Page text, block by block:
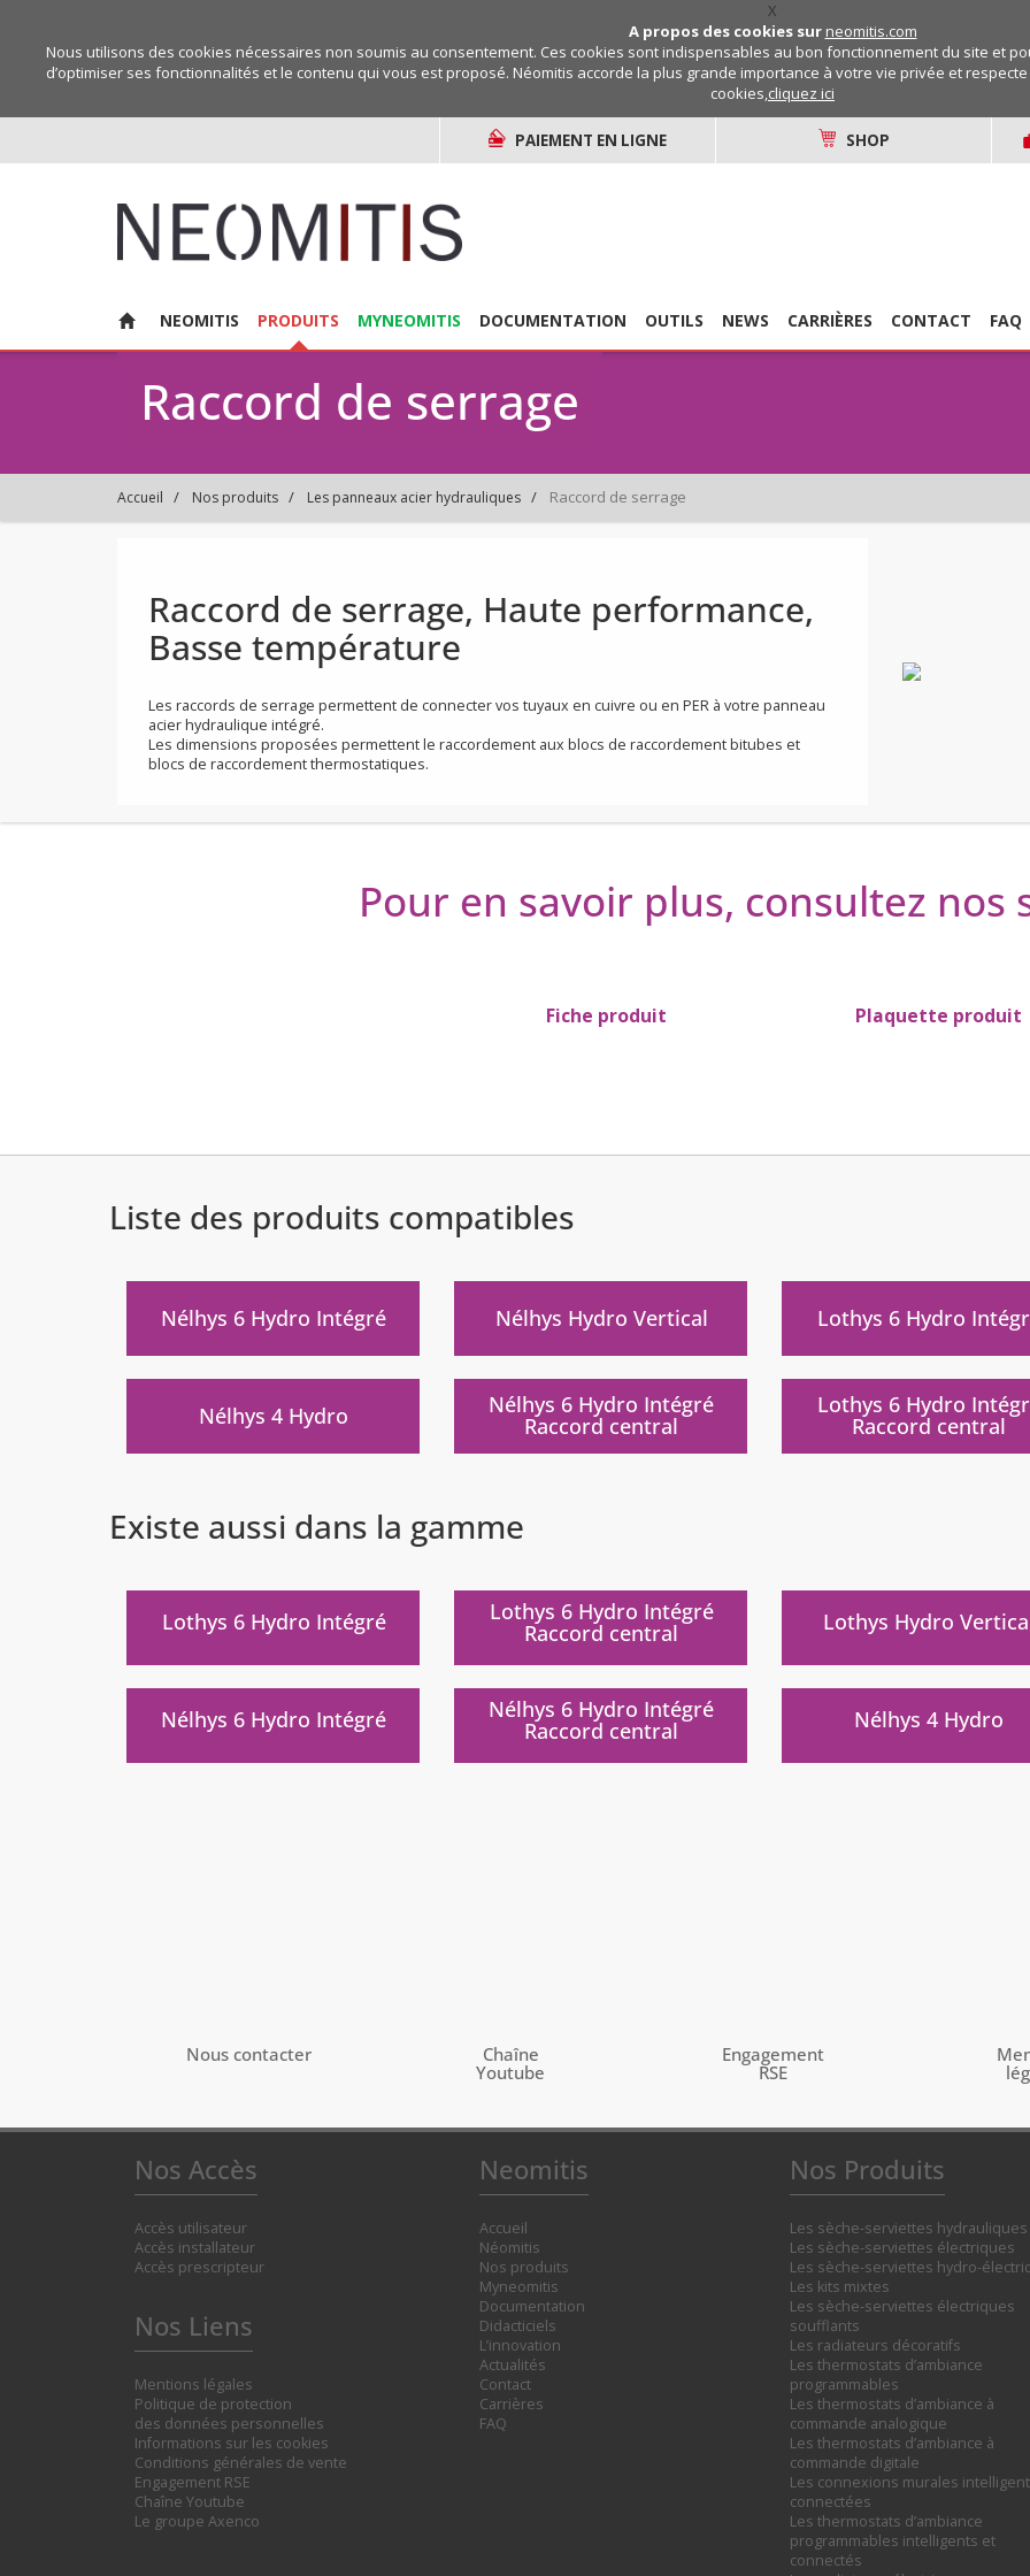
X
A propos des cookies sur neomitis.com
Nous utilisons des cookies nécessaires non soumis au consentement. Ces cookies sont indispensables au bon fonctionnement du site et
d’optimiser ses fonctionnalités et le contenu qui vous est proposé. Néomitis accorde la plus grande importance à votre vie privée et
cookies,cliquez ici
PAIEMENT EN LIGNE SHOP
NEOMITIS PRODUITS MYNEOMITIS DOCUMENTATION OUTILS NEWS CARRIÈRES CONTACT FAQ
Raccord de serrage
Accueil Nos produits Les panneaux acier hydrauliques Raccord de serrage
Raccord de serrage, Haute performance,
Basse température
Les dimensions proposées permettent le raccordement aux blocs de raccordement bitubes et
Pour en savoir plus, consultez nos
Fiche produit Plaquette produit
Liste des produits compatibles
Nélhys 6 Hydro Intégré Nélhys Hydro Vertical Lothys 6 Hydro
Nélhys 4 Hydro Nélhys 6 Hydro Intégré
Raccord central
Lothys 6 Hydro
Raccord central
Existe aussi dans la gamme
Lothys 6 Hydro Intégré Lothys 6 Hydro Intégré
Raccord central Lothys Hydro
Nélhys 6 Hydro Intégré Nélhys 6 Hydro Intégré
Raccord central Nélhys 4 Hydro
Nous contacter
Chaîne
Youtube
Engagement
RSE
Nos Accès
Accès utilisateur
Accès installateur
Accès prescripteur
Nos Liens
Mentions légales
Politique de protection
des données personnelles
Informations sur les cookies
Conditions générales de vente
Engagement RSE
Chaîne Youtube
Le groupe Axenco
Neomitis
Accueil
Néomitis
Nos produits
Myneomitis
Documentation
Didacticiels
L’innovation
Actualités
Contact
Carrières
FAQ
Nos Produits
Les sèche-serviettes hydrauliques
Les sèche-serviettes électriques
Les sèche-serviettes hydro-
Les kits mixtes
Les sèche-serviettes électriques
soufflants
Les radiateurs décoratifs
Les thermostats d’ambiance
programmables
Les thermostats d’ambiance à
commande analogique
Les thermostats d’ambiance à
commande digitale
Les connexions murales
connectées
Les thermostats d’ambiance
programmables intelligents et
connectés